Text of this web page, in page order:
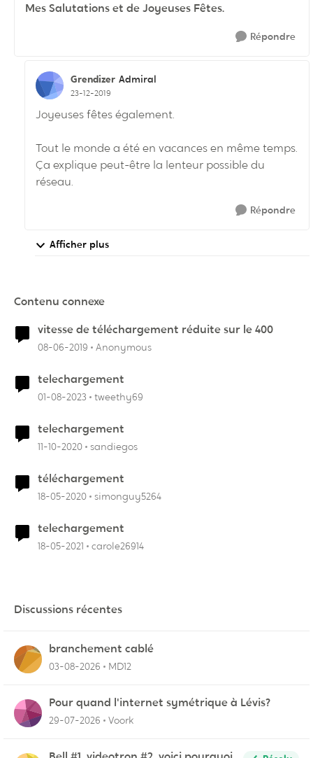
Mes Salutations et de Joyeuses Fêtes.
Répondre
Grendizer Admiral
23-12-2019
Joyeuses fêtes également.
Tout le monde a été en vacances en même temps.
Ça explique peut-être la lenteur possible du
réseau.
Répondre
Afficher plus
Contenu connexe
vitesse de téléchargement réduite sur le 400
08-06-2019 Anonymous
telechargement
01-08-2023 tweethy69
telechargement
11-10-2020 sandiegos
téléchargement
18-05-2020 simonguy5264
telechargement
18-05-2021 carole26914
Discussions récentes
branchement cablé
03-08-2026 MD12
Pour quand l'internet symétrique à Lévis?
29-07-2026 Voork